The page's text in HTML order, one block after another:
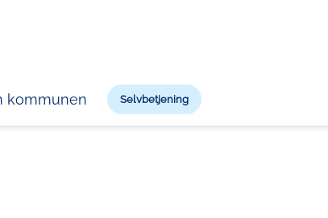
kommunen Selvbetjening